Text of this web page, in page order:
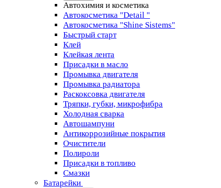
Автохимия и косметика
Автокосметика "Detail "
Автокосметика "Shine Sistems"
Быстрый старт
Клей
Клейкая лента
Присадки в масло
Промывка двигателя
Промывка радиатора
Раскоксовка двигателя
Тряпки, губки, микрофибра
Холодная сварка
Автошампуни
Антикоррозийные покрытия
Очистители
Полироли
Присадки в топливо
Смазки
Батарейки